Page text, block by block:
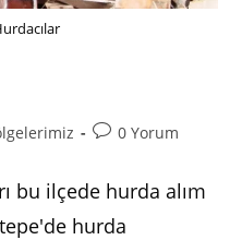
Post0 Yorum
bu ilçede hurda alım
hurda